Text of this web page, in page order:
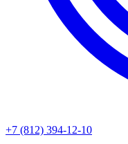
+7 (812) 394-12-10